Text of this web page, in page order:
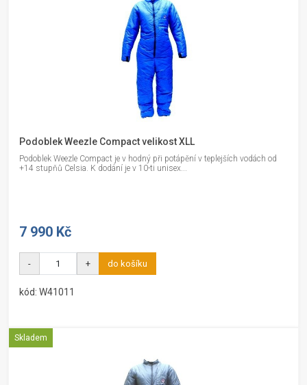
Podoblek Weezle Compact velikost XLL
Podoblek Weezle Compact je v hodný při potápění v teplejších vodách od
+14 stupňů Celsia. K dodání je v 10-ti unisex...
7 990 Kč
- + do košíku
kód: W41011
Skladem